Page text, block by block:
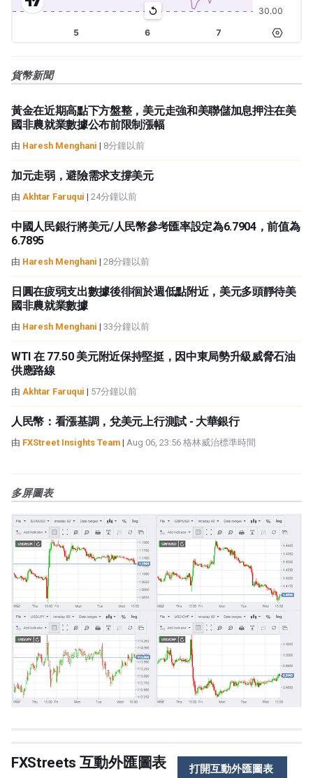
貨幣新聞
黃金在近期高點下方盤整，美元走強和美聯儲加息押注在美
國非農就業數據公布前限制漲幅
由 Haresh Menghani | 8分鐘以前
加元走弱，避險需求支撐美元
由 Akhtar Faruqui | 24分鐘以前
中國人民銀行將美元/人民幣參考匯率設定為6.7904，前值為
6.7895
由 Haresh Menghani | 28分鐘以前
日圓在疲弱支出數據後徘徊於週低點附近，美元多頭靜待美
國非農就業數據
由 Haresh Menghani | 33分鐘以前
WTI 在 77.50 美元附近保持堅挺，因中東局勢升級威脅石油
供應路線
由 Akhtar Faruqui | 57分鐘以前
人民幣：看漲基調，兌美元上行測試 - 大華銀行
由 FXStreet Insights Team | Aug 06, 23:56 格林威治標準時間
多屏圖表
FXStreets 互動外匯圖表 打開互動外匯圖表